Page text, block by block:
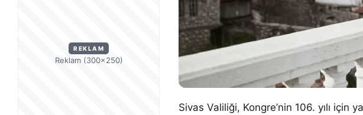
REKLAM
Reklam (300×250)
Sivas Valiliği, Kongre’nin 106. yılı için